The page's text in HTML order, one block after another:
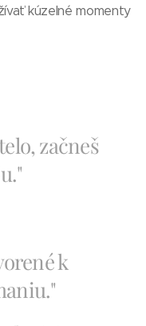
kúzelné momenty
začneš
k